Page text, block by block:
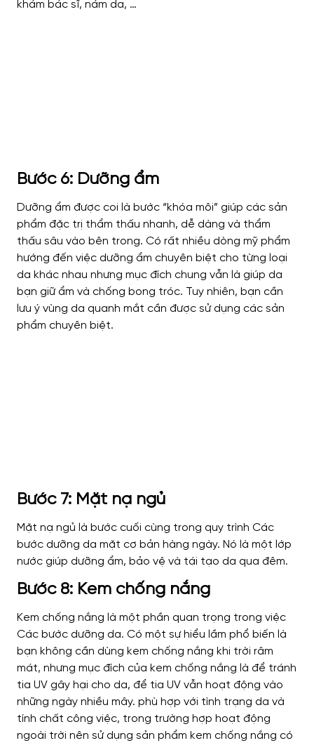
khám bác sĩ, nám da, …
Bước 6: Dưỡng ẩm
Dưỡng ẩm được coi là bước “khóa môi” giúp các sản
phẩm đặc trị thẩm thấu nhanh, dễ dàng và thẩm
thấu sâu vào bên trong. Có rất nhiều dòng mỹ phẩm
hướng đến việc dưỡng ẩm chuyên biệt cho từng loại
da khác nhau nhưng mục đích chung vẫn là giúp da
bạn giữ ẩm và chống bong tróc. Tuy nhiên, bạn cần
lưu ý vùng da quanh mắt cần được sử dụng các sản
phẩm chuyên biệt.
Bước 7: Mặt nạ ngủ
Mặt nạ ngủ là bước cuối cùng trong quy trình Các
bước dưỡng da mặt cơ bản hàng ngày. Nó là một lớp
nước giúp dưỡng ẩm, bảo vệ và tái tạo da qua đêm.
Bước 8: Kem chống nắng
Kem chống nắng là một phần quan trọng trong việc
Các bước dưỡng da. Có một sự hiểu lầm phổ biến là
bạn không cần dùng kem chống nắng khi trời râm
mát, nhưng mục đích của kem chống nắng là để tránh
tia UV gây hại cho da, để tia UV vẫn hoạt động vào
những ngày nhiều mây. phù hợp với tình trạng da và
tính chất công việc, trong trường hợp hoạt động
ngoài trời nên sử dụng sản phẩm kem chống nắng có